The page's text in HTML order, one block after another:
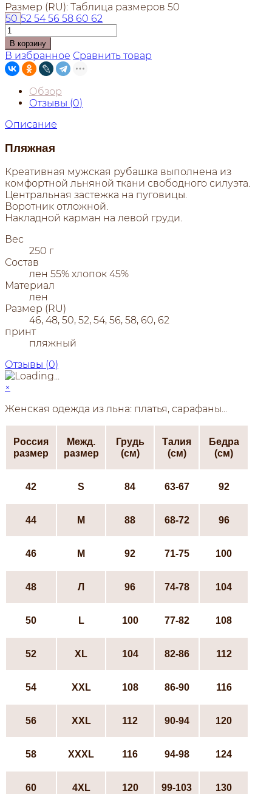
Размер (RU): Таблица размеров 50
50 52 5456 58 60 62
В корзину
В избранное Сравнить товар
Обзор
Отзывы (0)
Описание
Пляжная
Креативная мужская рубашка выполнена из
комфортной льняной ткани свободного силуэта.
Центральная застежка на пуговицы.
Воротник отложной.
Накладной карман на левой груди.
Вес
250 г
Состав
лен 55% хлопок 45%
Материал
лен
Размер (RU)
46, 48, 50, 52, 54, 56, 58, 60, 62
принт
пляжный
Отзывы (0)
×
Женская одежда из льна: платья, сарафаны...
Россия
размер
Межд.
размер
Грудь
(см)
Талия
(см)
Бедра
(см)
42 S 84 63-67 92
44 М 88 68-72 96
46 М 92 71-75 100
48 Л 96 74-78 104
50 L 100 77-82 108
52 ХL 104 82-86 112
54 XXL 108 86-90 116
56 XXL 112 90-94 120
58 XXXL 116 94-98 124
60 4XL 120 99-103 130